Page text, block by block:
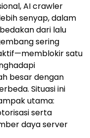
AI crawler
senyap, dalam
dari lalu
sering
satu
besar dengan
Situasi ini
utama:
serta
daya server